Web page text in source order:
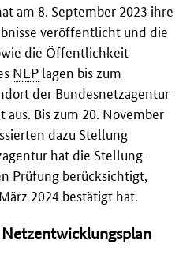
am 8. September 2023 ihre
ver­öffentlicht und die
die Öffentlich­keit
NEP lagen bis zum
der Bundes­netz­agentur
Bis zum 20. November
dazu Stellung
hat die Stellung­
Prüfung be­rücksichtigt,
2024 bestätigt hat.